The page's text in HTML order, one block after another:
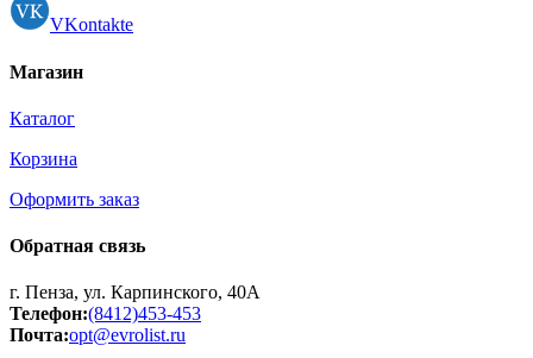
VKontakte
Магазин
Каталог
Корзина
Оформить заказ
Обратная связь
г. Пенза, ул. Карпинского, 40А
Телефон:(8412)453-453
Почта:opt@evrolist.ru